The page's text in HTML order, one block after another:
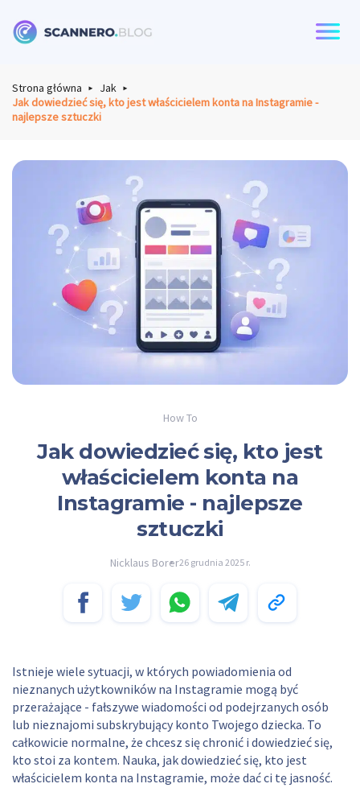
Strona główna
Jak
Jak dowiedzieć się, kto jest właścicielem konta na Instagramie -
najlepsze sztuczki
How To
Jak dowiedzieć się, kto jest
właścicielem konta na
Instagramie - najlepsze
sztuczki
Nicklaus Borer26 grudnia 2025 r.
Istnieje wiele sytuacji, w których powiadomienia od
nieznanych użytkowników na Instagramie mogą być
przerażające - fałszywe wiadomości od podejrzanych osób
lub nieznajomi subskrybujący konto Twojego dziecka. To
całkowicie normalne, że chcesz się chronić i dowiedzieć się,
kto stoi za kontem. Nauka, jak dowiedzieć się, kto jest
właścicielem konta na Instagramie, może dać ci tę jasność.